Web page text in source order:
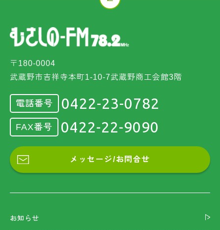
〒180-0004
武蔵野市吉祥寺本町1-10-7武蔵野商工会館3階
電話番号 0422-23-0782
FAX番号 0422-22-9090
メッセージ/お問合せ
お知らせ